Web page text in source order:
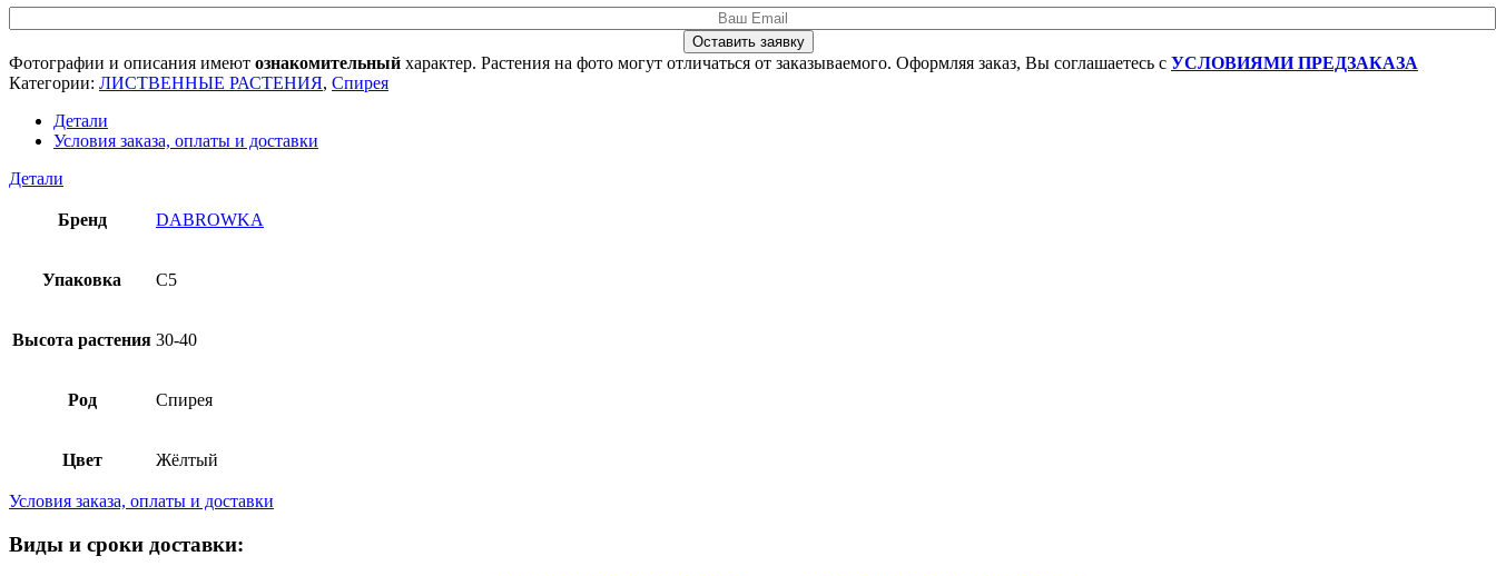
Оставить заявку
Фотографии и описания имеют ознакомительный характер. Растения на фото могут отличаться от заказываемого. Оформляя заказ, Вы соглашаетесь с УСЛОВИЯМИ ПРЕДЗАКАЗА
Категории: ЛИСТВЕННЫЕ РАСТЕНИЯ, Спирея
Детали
Условия заказа, оплаты и доставки
Детали
Бренд DABROWKA
Упаковка C5
Высота растения 30-40
Род Спирея
Цвет Жёлтый
Условия заказа, оплаты и доставки
Виды и сроки доставки: